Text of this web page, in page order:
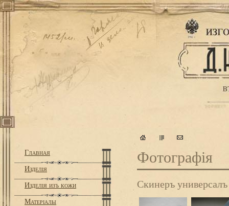
Главная
Изделiя
Изделiя изъ кожи
Матерiалы
Фотографiя
Скинеръ